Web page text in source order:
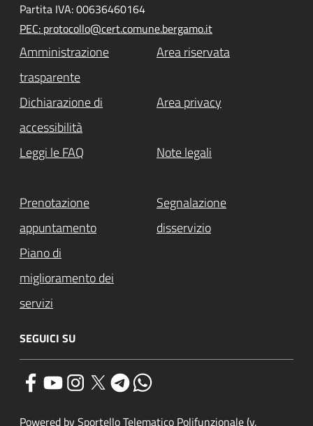
Partita IVA: 00636460164
PEC: protocollo@cert.comune.bergamo.it
Amministrazione
trasparente
Area riservata
Dichiarazione di
accessibilità
Area privacy
Leggi le FAQ Note legali
Prenotazione
appuntamento
Segnalazione
disservizio
Piano di
miglioramento dei
servizi
SEGUICI SU
Powered by Sportello Telematico Polifunzionale (v.